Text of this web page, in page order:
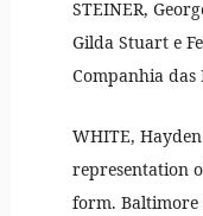
STEINER,
Gilda Stuart e
Companhia das
WHITE,
representation
form. Baltimore